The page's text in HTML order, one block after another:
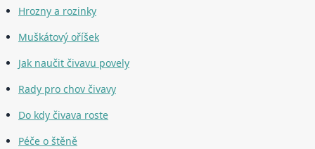
Hrozny a rozinky
Muškátový oříšek
Jak naučit čivavu povely
Rady pro chov čivavy
Do kdy čivava roste
Péče o štěně